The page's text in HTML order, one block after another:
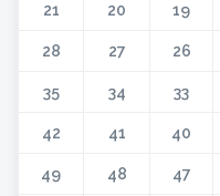
19
20
21
26
27
28
33
34
35
40
41
42
47
48
49